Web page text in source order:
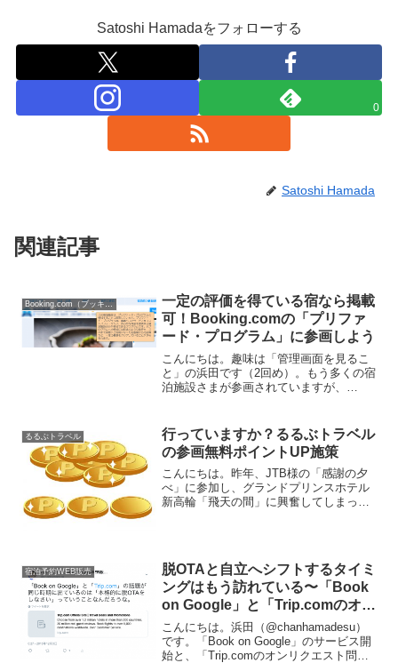
Satoshi Hamadaをフォローする
0
Satoshi Hamada
関連記事
Booking.com（ブッキングドットコム）
一定の評価を得ている宿なら掲載
可！Booking.comの「プリファ
ード・プログラム」に参画しよう
こんにちは。趣味は「管理画面を見るこ
と」の浜田です（2回め）。もう多くの宿
泊施設さまが参画されていますが、
ド・プログラム」とは、
るるぶトラベル
行っていますか？るるぶトラベル
の参画無料ポイントUP施策
こんにちは。昨年、JTB様の「感謝の夕
べ」に参加し、グランドプリンスホテル
新高輪「飛天の間」に興奮してしまった
におのぼりさんでした...
宿泊予約WEB販売
脱OTAと自立へシフトするタイミ
ングはもう訪れている〜「Book
on Google」と「Trip.comのオン
リクエスト問題」は偶然ではない
こんにちは。浜田（@chanhamadesu）
です。「Book on Google」のサービス開
始と、「Trip.comのオンリクエスト問